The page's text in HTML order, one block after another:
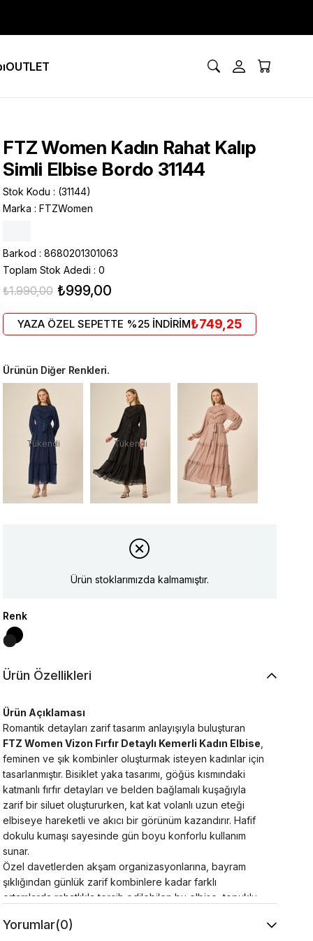
OUTLET
FTZ Women Kadın Rahat Kalıp
Simli Elbise Bordo 31144
Stok Kodu
(31144)
Marka : FTZWomen
Barkod : 8680201301063
Toplam Stok Adedi : 0
₺1.990,00 ₺999,00
YAZA ÖZEL SEPETTE %25 İNDİRİM₺749,25
Ürünün Diğer Renkleri.
Tükendi Tükendi
Ürün stoklarımızda kalmamıştır.
Renk
Ürün Özellikleri
Ürün Açıklaması
Romantik detayları zarif tasarım anlayışıyla buluşturan
FTZ Women Vizon Fırfır Detaylı Kemerli Kadın Elbise
feminen ve şık kombinler oluşturmak isteyen kadınlar için
tasarlanmıştır. Bisiklet yaka tasarımı, göğüs kısmındaki
katmanlı fırfır detayları ve belden bağlamalı kuşağıyla
zarif bir siluet oluştururken, kat kat volanlı uzun eteği
elbiseye hareketli ve akıcı bir görünüm kazandırır. Hafif
dokulu kumaşı sayesinde gün boyu konforlu kullanım
sunar.
Özel davetlerden akşam organizasyonlarına, bayram
şıklığından günlük zarif kombinlere kadar farklı
ortamlarda rahatlıkla tercih edilebilen bu elbise, topuklu
alıcı bir stil oluşturur. Zamansız tasarımı sayesinde
Yorumlar(0)